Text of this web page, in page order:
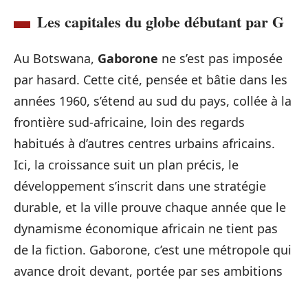
Les capitales du globe débutant par G
Au Botswana, Gaborone ne s’est pas imposée
par hasard. Cette cité, pensée et bâtie dans les
années 1960, s’étend au sud du pays, collée à la
frontière sud-africaine, loin des regards
habitués à d’autres centres urbains africains.
Ici, la croissance suit un plan précis, le
développement s’inscrit dans une stratégie
durable, et la ville prouve chaque année que le
dynamisme économique africain ne tient pas
de la fiction. Gaborone, c’est une métropole qui
avance droit devant, portée par ses ambitions